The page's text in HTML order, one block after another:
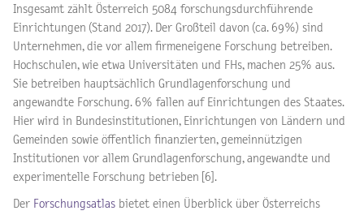
Insgesamt zählt Österreich 5084 forschungsdurchführende
Einrichtungen (Stand 2017). Der Großteil davon (ca. 69%) sind
Unternehmen, die vor allem firmeneigene Forschung betreiben.
Hochschulen, wie etwa Universitäten und FHs, machen 25% aus.
Sie betreiben hauptsächlich Grundlagenforschung und
angewandte Forschung. 6% fallen auf Einrichtungen des Staates.
Hier wird in Bundesinstitutionen, Einrichtungen von Ländern und
Gemeinden sowie öffentlich finanzierten, gemeinnützigen
Institutionen vor allem Grundlagenforschung, angewandte und
experimentelle Forschung betrieben [6].
Der Forschungsatlas bietet einen Überblick über Österreichs